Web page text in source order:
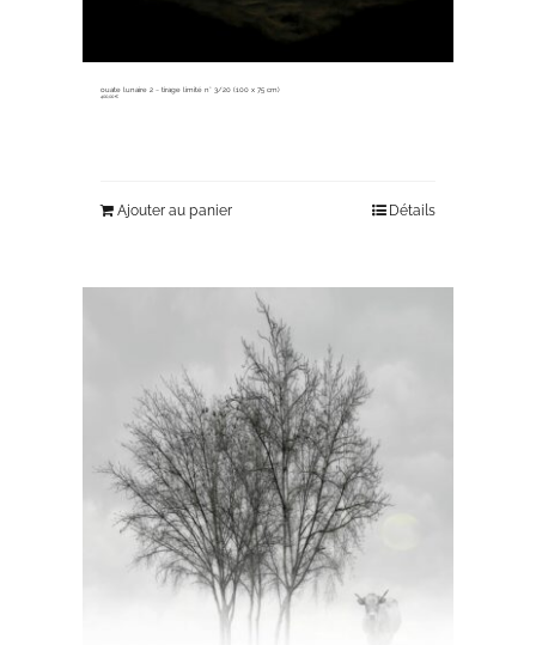
ouate lunaire 2 ~ tirage limité n° 3/20 (100 x 75 cm)
400,00€
Ajouter au panier Détails